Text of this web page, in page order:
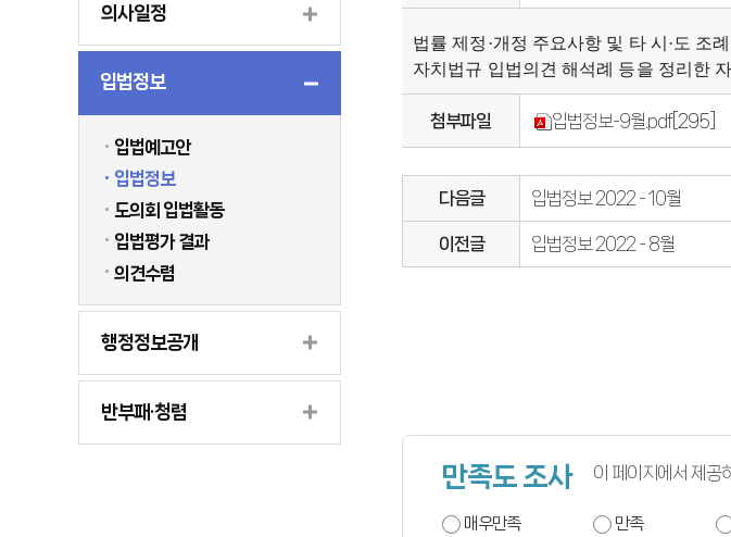
의사일정
입법정보
입법예고안
입법정보
도의회 입법활동
입법평가 결과
의견수렴
행정정보공개
반부패·청렴
법률 제정·개정 주요사항 및 타 시·도 조
자치법규 입법의견 해석례 등을 정리한
첨부파일 입법정보-9월.pdf[295]
다음글 입법정보 2022 - 10월
이전글 입법정보 2022 - 8월
만족도 조사 이 페이지에서 제공
매우만족 만족